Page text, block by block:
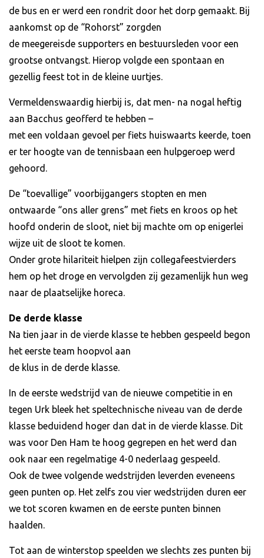
de bus en er werd een rondrit door het dorp gemaakt. Bij
aankomst op de “Rohorst” zorgden
de meegereisde supporters en bestuursleden voor een
grootse ontvangst. Hierop volgde een spontaan en
gezellig feest tot in de kleine uurtjes.
Vermeldenswaardig hierbij is, dat men- na nogal heftig
aan Bacchus geofferd te hebben –
met een voldaan gevoel per fiets huiswaarts keerde, toen
er ter hoogte van de tennisbaan een hulpgeroep werd
gehoord.
De “toevallige” voorbijgangers stopten en men
ontwaarde “ons aller grens” met fiets en kroos op het
hoofd onderin de sloot, niet bij machte om op enigerlei
wijze uit de sloot te komen.
Onder grote hilariteit hielpen zijn collegafeestvierders
hem op het droge en vervolgden zij gezamenlijk hun weg
naar de plaatselijke horeca.
De derde klasse
Na tien jaar in de vierde klasse te hebben gespeeld begon
het eerste team hoopvol aan
de klus in de derde klasse.
In de eerste wedstrijd van de nieuwe competitie in en
tegen Urk bleek het speltechnische niveau van de derde
klasse beduidend hoger dan dat in de vierde klasse. Dit
was voor Den Ham te hoog gegrepen en het werd dan
ook naar een regelmatige 4-0 nederlaag gespeeld.
Ook de twee volgende wedstrijden leverden eveneens
geen punten op. Het zelfs zou vier wedstrijden duren eer
we tot scoren kwamen en de eerste punten binnen
haalden.
Tot aan de winterstop speelden we slechts zes punten bij